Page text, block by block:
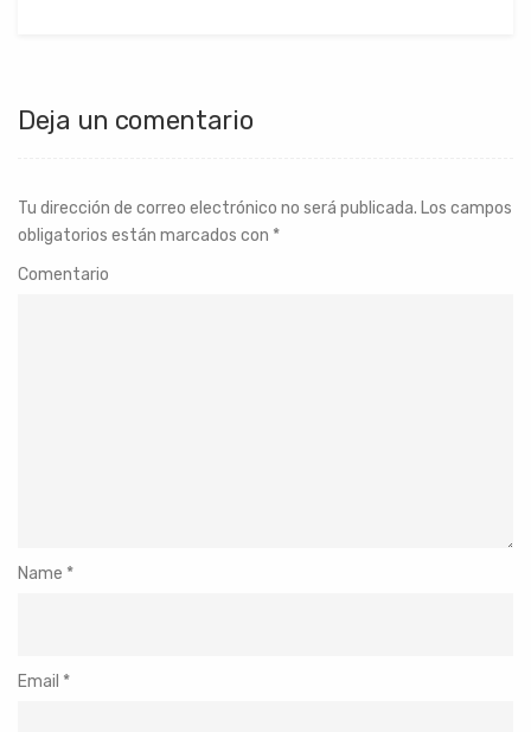
Deja un comentario
Tu dirección de correo electrónico no será publicada. Los campos
obligatorios están marcados con *
Comentario
Name *
Email *